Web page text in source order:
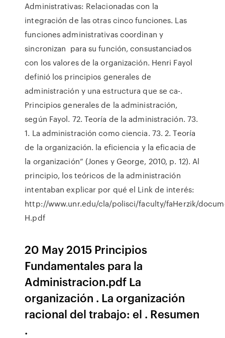
Administrativas: Relacionadas con la
integración de las otras cinco funciones. Las
funciones administrativas coordinan y
sincronizan para su función, consustanciados
con los valores de la organización. Henri Fayol
definió los principios generales de
administración y una estructura que se ca-.
Principios generales de la administración,
según Fayol. 72. Teoría de la administración. 73.
1. La administración como ciencia. 73. 2. Teoría
de la organización. la eficiencia y la eficacia de
la organización” (Jones y George, 2010, p. 12). Al
principio, los teóricos de la administración
intentaban explicar por qué el Link de interés:
http://www.unr.edu/cla/polisci/faculty/faHerzik/
H.pdf
20 May 2015 Principios
Fundamentales para la
Administracion.pdf La
organización . La organización
racional del trabajo: el . Resumen
.